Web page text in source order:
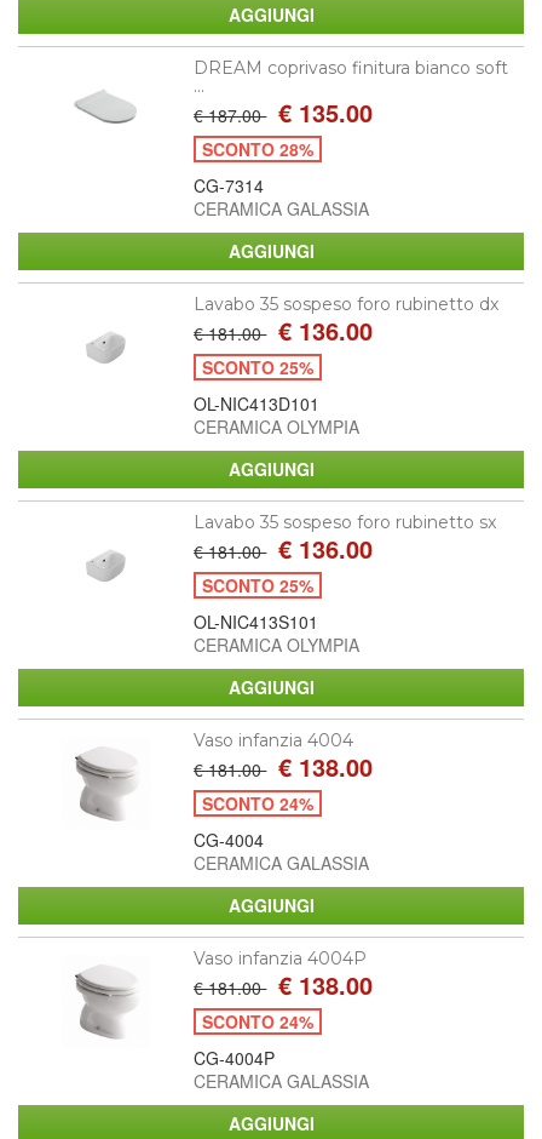
DREAM coprivaso finitura bianco soft
...
€ 187.00 € 135.00
SCONTO 28%
CG-7314
CERAMICA GALASSIA
Lavabo 35 sospeso foro rubinetto dx
€ 181.00 € 136.00
SCONTO 25%
OL-NIC413D101
CERAMICA OLYMPIA
Lavabo 35 sospeso foro rubinetto sx
€ 181.00 € 136.00
SCONTO 25%
OL-NIC413S101
CERAMICA OLYMPIA
Vaso infanzia 4004
€ 181.00 € 138.00
SCONTO 24%
CG-4004
CERAMICA GALASSIA
Vaso infanzia 4004P
€ 181.00 € 138.00
SCONTO 24%
CG-4004P
CERAMICA GALASSIA